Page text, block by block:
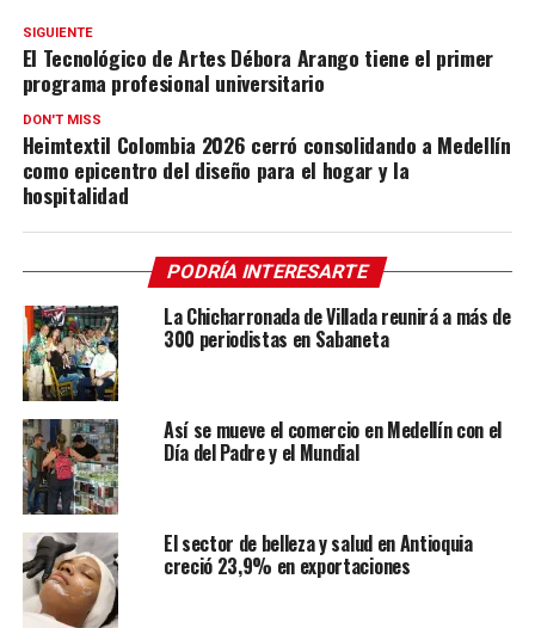
SIGUIENTE
El Tecnológico de Artes Débora Arango tiene el primer
programa profesional universitario
DON'T MISS
Heimtextil Colombia 2026 cerró consolidando a Medellín
como epicentro del diseño para el hogar y la
hospitalidad
PODRÍA INTERESARTE
La Chicharronada de Villada reunirá a más de
300 periodistas en Sabaneta
Así se mueve el comercio en Medellín con el
Día del Padre y el Mundial
El sector de belleza y salud en Antioquia
creció 23,9% en exportaciones